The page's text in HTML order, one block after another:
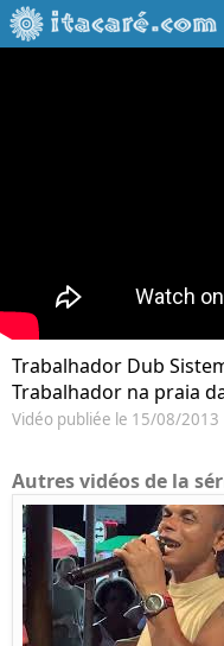
Trabalhador Dub
Trabalhador na praia
Vidéo publiée le 15/08/2013
Autres vidéos de la